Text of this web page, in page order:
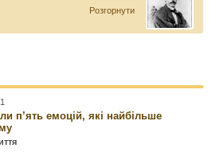
Розгорнути
п’ять емоцій, які найбільше